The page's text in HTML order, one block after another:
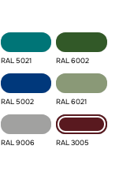
RAL 5021 RAL 6002
RAL 5002 RAL 6021
RAL 9006 RAL 3005